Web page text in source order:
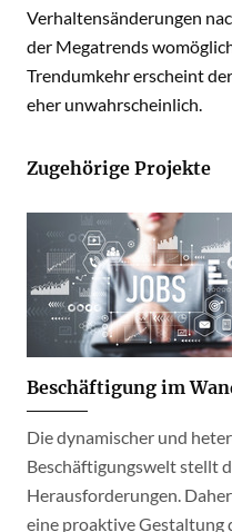
Verhaltensänderungen
der Megatrends
Trendumkehr erscheint
eher unwahrscheinlich.
Zugehörige Projekte
Beschäftigung im
Die dynamischer und
Beschäftigungswelt stellt
Herausforderungen.
eine proaktive Gestaltung